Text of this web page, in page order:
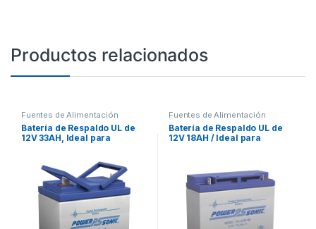
Productos relacionados
Fuentes de Alimentación
Batería de Respaldo UL de
12V 33AH, Ideal para
Acceso, Intrusión y
Videovigilancia
Fuentes de Alimentación
Batería de Respaldo UL de
12V 18AH / Ideal para
Videovigilancia /
Terminales Tipo NB